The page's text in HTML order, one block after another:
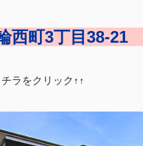
西町3丁目38-21
ラをクリック↑↑